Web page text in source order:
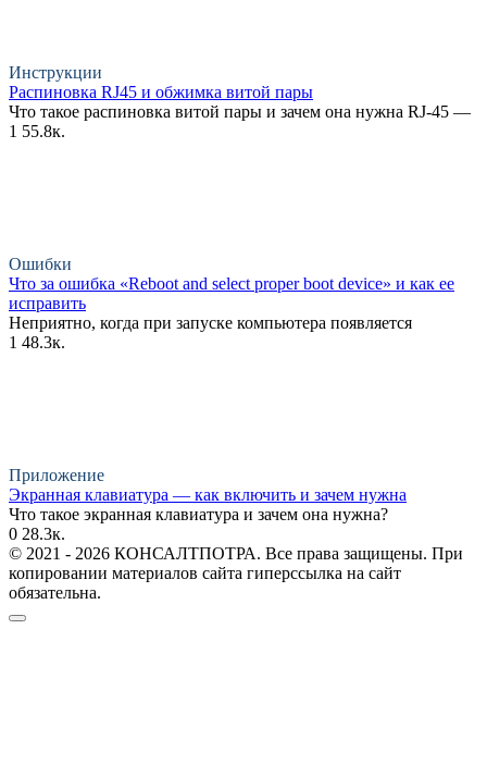
Инструкции
Распиновка RJ45 и обжимка витой пары
Что такое распиновка витой пары и зачем она нужна RJ-45 —
1 55.8к.
Ошибки
Что за ошибка «Reboot and select proper boot device» и как ее
исправить
Неприятно, когда при запуске компьютера появляется
1 48.3к.
Приложение
Экранная клавиатура — как включить и зачем нужна
Что такое экранная клавиатура и зачем она нужна?
0 28.3к.
© 2021 - 2026 КОНСАЛТПОТРА. Все права защищены. При
копировании материалов сайта гиперссылка на сайт
обязательна.